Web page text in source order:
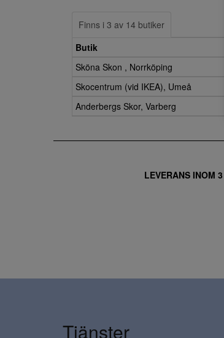
Finns i 3 av 14 butiker
Butik
Sköna Skon , Norrköping
Skocentrum (vid IKEA), Umeå
Anderbergs Skor, Varberg
LEVERANS INOM
Tjänster